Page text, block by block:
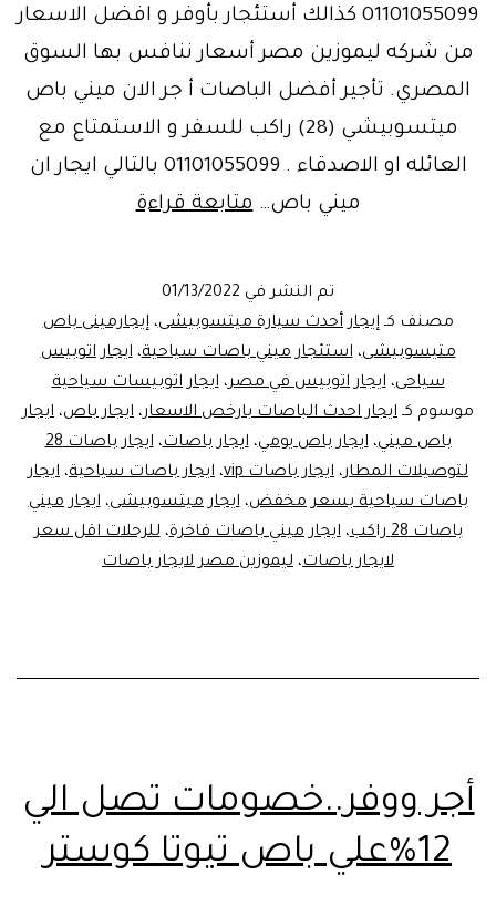
01101055099 كذالك أستئجار بأوفر و افضل الاسعار
من شركه ليموزين مصر أسعار ننافس بها السوق
المصري. تأجير أفضل الباصات أ جر الان ميني باص
ميتسوبيشي (28) راكب للسفر و الاستمتاع مع
العائله او الاصدقاء . 01101055099 بالتالي ايجار ان
ميني باص…متابعة قراءة
أفضل
الخصومات..
عند
تأجير
ميني
باص
ميتسوبيشي
تم النشر في 01/13/2022
مصنف كـإيجار أحدث سيارة ميتسوبيشى،إيجارمينى باص
متيسوبيشى،استئجار ميني باصات سياحية،ايجار اتوبيس
سياحى،ايجار اتوبيس في مصر،ايجار اتوبيسات سياحية
موسوم كـ ايجار احدث الباصات بارخص الاسعار، ايجار باص، ايجار
باص ميني،ايجار باص يومي،ايجار باصات،
ايجار باصات 28
لتوصيلات المطار، ايجار باصات vip ، ايجار باصات سياحية، ايجار
باصات سياحية بسعر مخفض،ايجار ميتسوبيشى،ايجار ميني
باصات 28 راكب
،ايجار ميني باصات فاخرة،للرحلات اقل سعر
لايجار باصات، ليموزين مصر لايجار باصات
أجر ووفر..خصومات تصل الي
12%علي باص تيوتا كوستر